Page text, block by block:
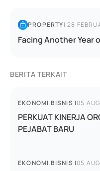
PROPERTY|28
Facing Another Year
BERITA TERKAIT
EKONOMI BISNIS |05
PERKUAT KINERJA
PEJABAT BARU
EKONOMI BISNIS |05